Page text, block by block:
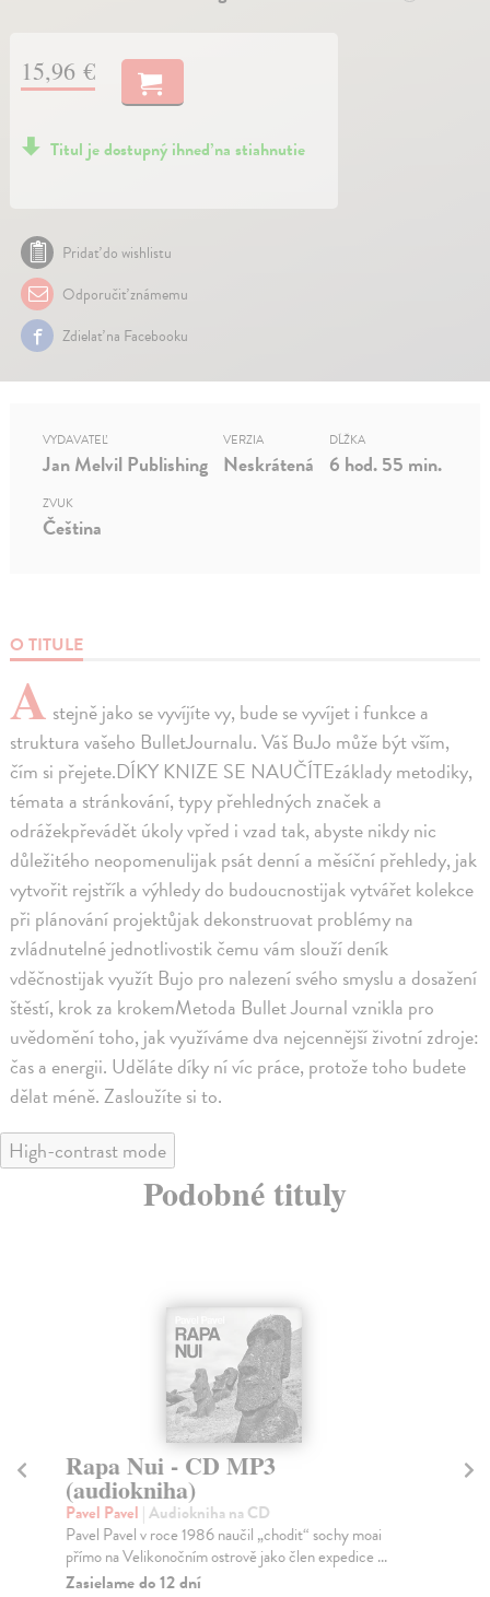
15,96 €
Titul je dostupný ihneď na stiahnutie
Pridať do wishlistu
Odporučiť známemu
Zdielať na Facebooku
O TITULE
A stejně jako se vyvíjíte vy, bude se vyvíjet i funkce a
struktura vašeho BulletJournalu. Váš BuJo může být vším,
čím si přejete.DÍKY KNIZE SE NAUČÍTEzáklady metodiky,
témata a stránkování, typy přehledných značek a
odrážekpřevádět úkoly vpřed i vzad tak, abyste nikdy nic
důležitého neopomenulijak psát denní a měsíční přehledy, jak
vytvořit rejstřík a výhledy do budoucnostijak vytvářet kolekce
při plánování projektůjak dekonstruovat problémy na
zvládnutelné jednotlivostik čemu vám slouží deník
vděčnostijak využít Bujo pro nalezení svého smyslu a dosažení
štěstí, krok za krokemMetoda Bullet Journal vznikla pro
uvědomění toho, jak využíváme dva nejcennější životní zdroje:
čas a energii. Uděláte díky ní víc práce, protože toho budete
dělat méně. Zasloužíte si to.
VYDAVATEĽ
Jan Melvil Publishing
VERZIA
Neskrátená
DĹŽKA
6 hod. 55 min.
ZVUK
Čeština
High-contrast mode
Podobné tituly
Rapa Nui - CD MP3
(audiokniha)
Pavel Pavel | Audiokniha na CD
Pavel Pavel v roce 1986 naučil „chodit“ sochy moai
přímo na Velikonočním ostrově jako člen expedice ...
Zasielame do 12 dní